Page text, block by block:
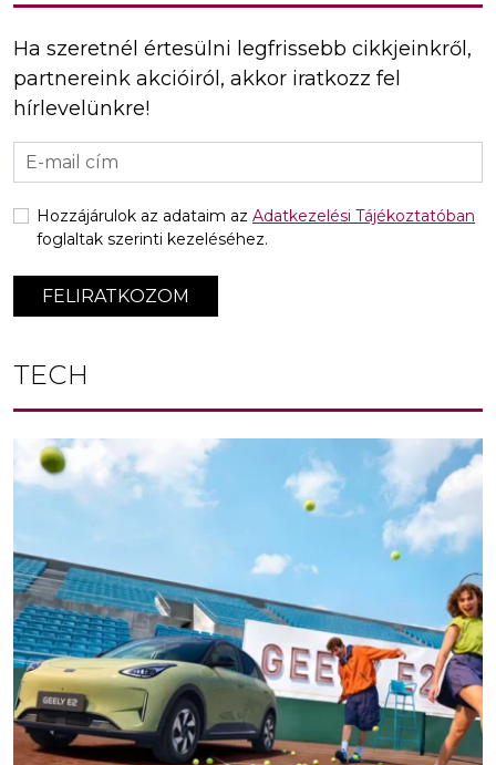
Ha szeretnél értesülni legfrissebb cikkjeinkről,
partnereink akcióiról, akkor iratkozz fel
hírlevelünkre!
FELIRATKOZOM
Hozzájárulok az adataim az Adatkezelési Tájékoztatóban
foglaltak szerinti kezeléséhez.
TECH